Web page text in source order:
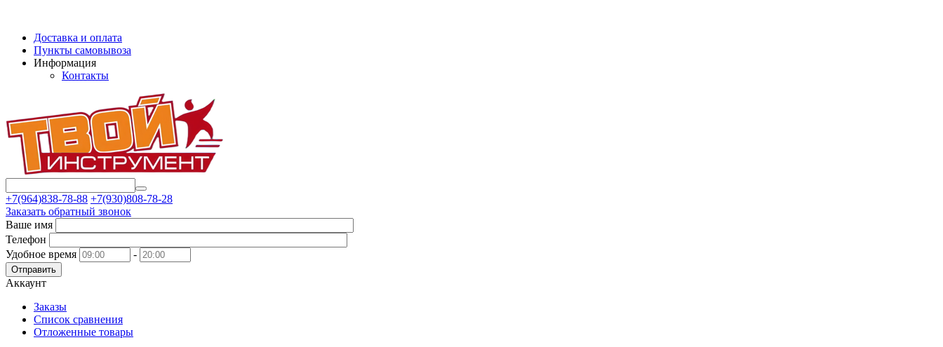
Доставка и оплата
Пункты самовывоза
Информация
Контакты
+7(964)838-78-88 +7(930)808-78-28
Заказать обратный звонок
Ваше имя
Телефон
Удобное время
-
Отправить
Аккаунт
Заказы
Список сравнения
Отложенные товары